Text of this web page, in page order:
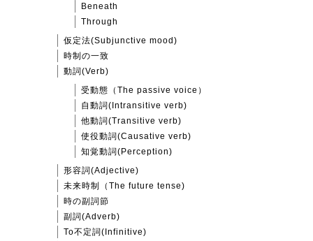
Beneath
Through
仮定法(Subjunctive mood)
時制の一致
動詞(Verb)
受動態（The passive voice）
自動詞(Intransitive verb)
他動詞(Transitive verb)
使役動詞(Causative verb)
知覚動詞(Perception)
形容詞(Adjective)
未来時制（The future tense)
時の副詞節
副詞(Adverb)
To不定詞(Infinitive)